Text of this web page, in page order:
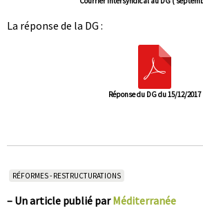
La réponse de la DG :
Réponse du DG du 15/12/2017
RÉFORMES - RESTRUCTURATIONS
– Un article publié parMéditerranée